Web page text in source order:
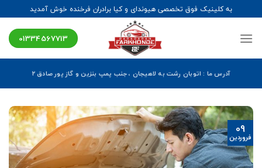
to
content
به کلینیک فوق تخصصی هیوندای و کیا برادران فرخنده خوش آمدید
01334567713
آدرس ما : اتوبان رشت به لاهیجان ، جنب پمپ بنزین و گاز پور صادق ۲
09
فروردین